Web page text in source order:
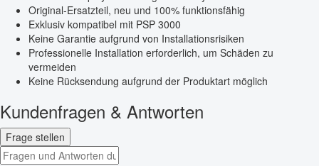
Original-Ersatzteil, neu und 100% funktionsfähig
Exklusiv kompatibel mit PSP 3000
Keine Garantie aufgrund von Installationsrisiken
Professionelle Installation erforderlich, um Schäden zu
vermeiden
Keine Rücksendung aufgrund der Produktart möglich
Kundenfragen & Antworten
Frage stellen